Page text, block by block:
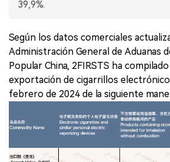
39,9%.
Según los datos comerciales
Administración General de Aduanas
Popular China, 2FIRSTS ha
exportación de cigarrillos
febrero de 2024 de la siguiente